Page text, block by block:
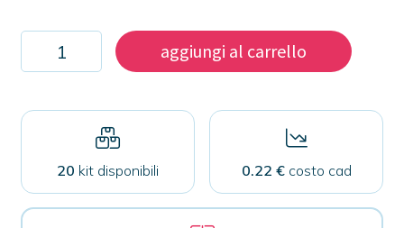
Kit
magneti
quantità
aggiungi al carrello
20 kit disponibili 0.22 €costo cad